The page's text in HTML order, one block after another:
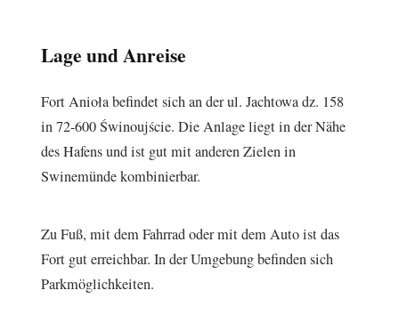
Lage und Anreise
Fort Anioła befindet sich an der ul. Jachtowa dz. 158
in 72-600 Świnoujście. Die Anlage liegt in der Nähe
des Hafens und ist gut mit anderen Zielen in
Swinemünde kombinierbar.
Zu Fuß, mit dem Fahrrad oder mit dem Auto ist das
Fort gut erreichbar. In der Umgebung befinden sich
Parkmöglichkeiten.